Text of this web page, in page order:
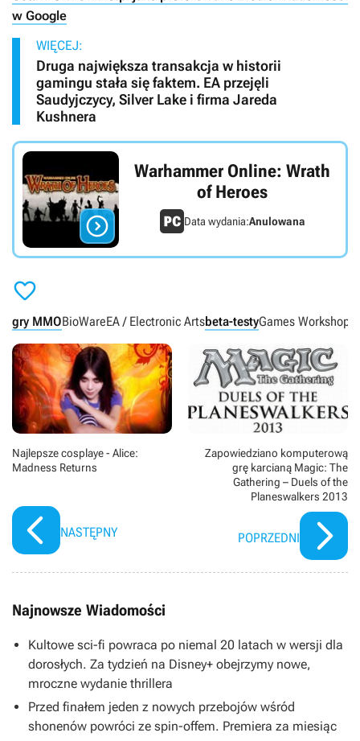
w Google
WIĘCEJ:
Druga największa transakcja w historii
gamingu stała się faktem. EA przejęli
Saudyjczycy, Silver Lake i firma Jareda
Kushnera

Warhammer Online: Wrath
of Heroes
Data wydania:Anulowana

gry MMOBioWareEA / Electronic Artsbeta-testyGames Workshop
Najlepsze cosplaye - Alice:
Madness Returns
NASTĘPNY
Zapowiedziano komputerową
grę karcianą Magic: The
Gathering – Duels of the
Planeswalkers 2013
POPRZEDNI
Najnowsze Wiadomości
Kultowe sci-fi powraca po niemal 20 latach w wersji dla
dorosłych. Za tydzień na Disney+ obejrzymy nowe,
mroczne wydanie thrillera
Przed finałem jeden z nowych przebojów wśród
shonenów powróci ze spin-offem. Premiera za miesiąc